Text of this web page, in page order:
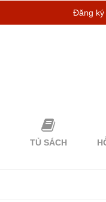
Đăng ký
TỦ SÁCH